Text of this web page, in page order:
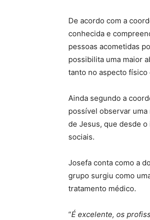
De acordo com a
conhecida e
pessoas acometidas
possibilita uma maior
tanto no aspecto físico
Ainda segundo a
possível observar
de Jesus, que desde
sociais.
Josefa conta como a
grupo surgiu como
tratamento médico.
“É excelente, os